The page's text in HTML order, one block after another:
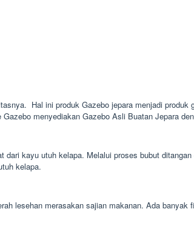
Hal ini produk Gazebo jepara menjadi
menyediakan Gazebo Asli Buatan Jepara
kayu utuh kelapa. Melalui proses bubut
kelapa.
lesehan merasakan sajian makanan. Ada